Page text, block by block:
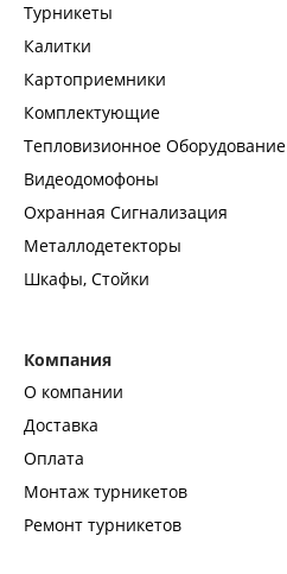
Турникеты
Калитки
Картоприемники
Комплектующие
Тепловизионное Оборудование
Видеодомофоны
Охранная Сигнализация
Металлодетекторы
Шкафы, Стойки
Компания
О компании
Доставка
Оплата
Монтаж турникетов
Ремонт турникетов